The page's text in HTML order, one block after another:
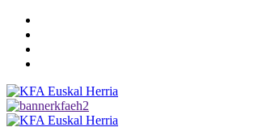
Saltar
contenido
Menú